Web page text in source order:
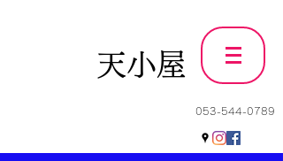
天小屋
053-544-0789